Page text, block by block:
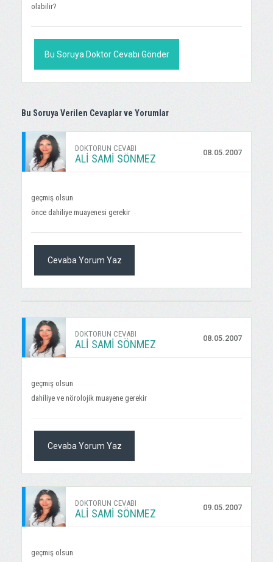
olabilir?
Bu Soruya Doktor Cevabı Gönder
Bu Soruya Verilen Cevaplar ve Yorumlar
DOKTORUN CEVABI
ALI SAMI SÖNMEZ 08.05.2007
geçmiş olsun
önce dahiliye muayenesi gerekir
Cevaba Yorum Yaz
DOKTORUN CEVABI
ALI SAMI SÖNMEZ 08.05.2007
geçmiş olsun
dahiliye ve nörolojik muayene gerekir
Cevaba Yorum Yaz
DOKTORUN CEVABI
ALI SAMI SÖNMEZ 09.05.2007
geçmiş olsun